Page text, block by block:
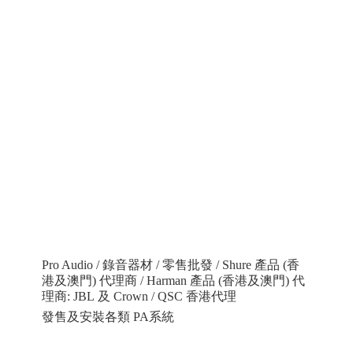
Pro Audio / 錄音器材 / 零售批發 / Shure 產品 (香
港及澳門) 代理商 / Harman 產品 (香港及澳門) 代
理商: JBL 及 Crown / QSC 香港代理
發售及安裝各類 PA系統